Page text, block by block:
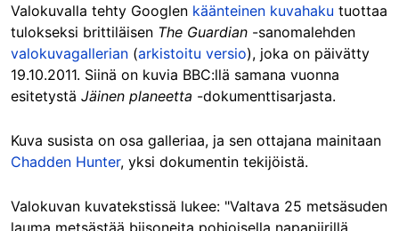
Valokuvalla tehty Googlen käänteinen kuvahaku tuottaa
tulokseksi brittiläisen The Guardian -sanomalehden
valokuvagallerian (arkistoitu versio), joka on päivätty
19.10.2011. Siinä on kuvia BBC:llä samana vuonna
esitetystä Jäinen planeetta -dokumenttisarjasta.
Kuva susista on osa galleriaa, ja sen ottajana mainitaan
Chadden Hunter, yksi dokumentin tekijöistä.
Valokuvan kuvatekstissä lukee: "Valtava 25 metsäsuden
lauma metsästää biisoneita pohjoisella napapiirillä